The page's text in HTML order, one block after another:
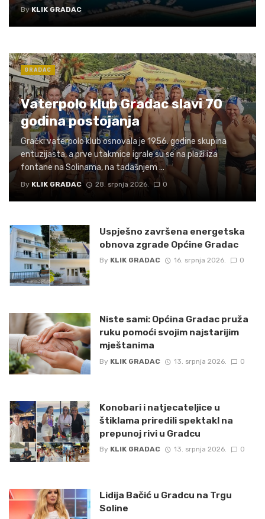
ByKLIK GRADAC
Vaterpolo klub Gradac slavi 70
godina postojanja
Grački vaterpolo klub osnovala je 1956. godine skupina
entuzijasta, a prve utakmice igrale su se na plaži iza
fontane na Solinama, na tadašnjem ...
By KLIK GRADAC 28. srpnja 2026. 0
GRADAC
Uspješno završena energetska
obnova zgrade Općine Gradac
By KLIK GRADAC 16. srpnja 2026. 0
Niste sami: Općina Gradac pruža
ruku pomoći svojim najstarijim
mještanima
By KLIK GRADAC 13. srpnja 2026. 0
Konobari i natjecateljice u
štiklama priredili spektakl na
prepunoj rivi u Gradcu
By KLIK GRADAC 13. srpnja 2026. 0
Lidija Bačić u Gradcu na Trgu
Soline